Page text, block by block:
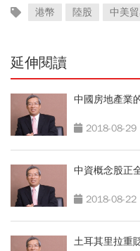
港幣 陸股 中美
延伸閱讀
中國房地產業
2018-08-29
中資概念股正
2018-08-22
土耳其里拉重